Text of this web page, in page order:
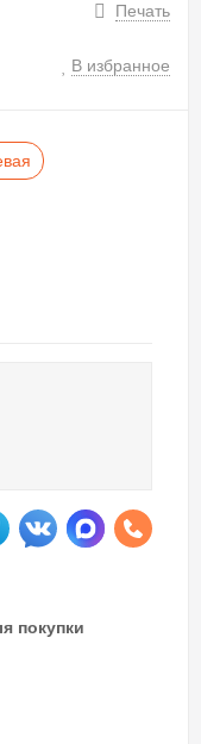
Печать
В избранное
покупки